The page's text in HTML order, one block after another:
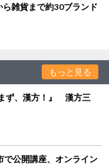
雑貨まで約30ブランド
もっと見る
ず、漢方！』 漢方三
公開講座、オンライン